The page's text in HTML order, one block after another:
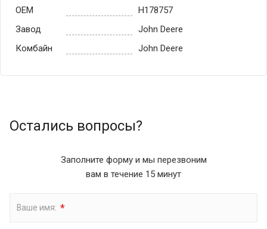
OEM
H178757
Завод
John Deere
Комбайн
John Deere
Остались вопросы?
Заполните форму и мы перезвоним
вам в течение 15 минут
Ваше имя: *